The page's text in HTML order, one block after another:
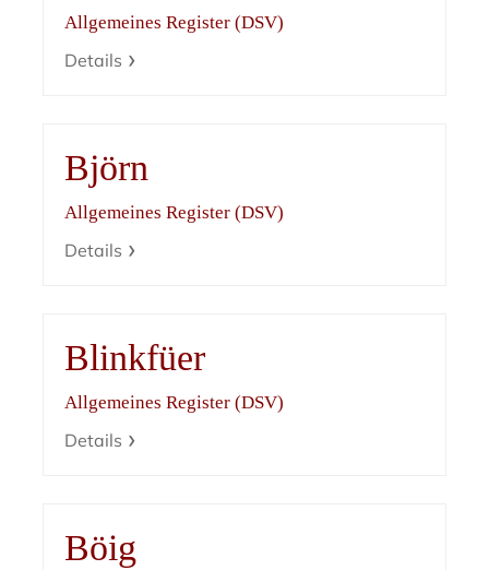
Allgemeines Register (DSV)
Details
Björn
Allgemeines Register (DSV)
Details
Blinkfüer
Allgemeines Register (DSV)
Details
Böig